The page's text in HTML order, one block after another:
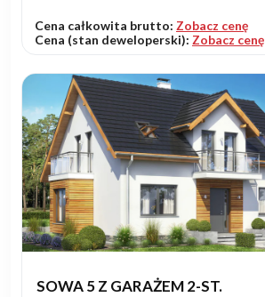
Cena całkowita brutto: Zobacz cenę
Cena (stan deweloperski): Zobacz cenę
SOWA 5 Z GARAŻEM 2-ST.